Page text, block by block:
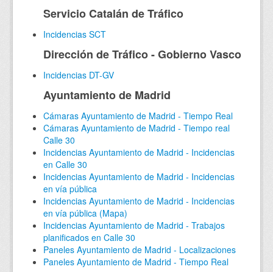
Servicio Catalán de Tráfico
Incidencias SCT
Dirección de Tráfico - Gobierno Vasco
Incidencias DT-GV
Ayuntamiento de Madrid
Cámaras Ayuntamiento de Madrid - Tiempo Real
Cámaras Ayuntamiento de Madrid - Tiempo real
Calle 30
Incidencias Ayuntamiento de Madrid - Incidencias
en Calle 30
Incidencias Ayuntamiento de Madrid - Incidencias
en vía pública
Incidencias Ayuntamiento de Madrid - Incidencias
en vía pública (Mapa)
Incidencias Ayuntamiento de Madrid - Trabajos
planificados en Calle 30
Paneles Ayuntamiento de Madrid - Localizaciones
Paneles Ayuntamiento de Madrid - Tiempo Real